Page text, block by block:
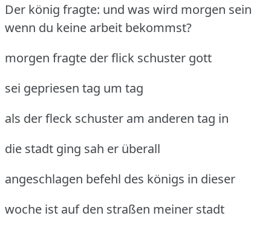
Der könig fragte: und was wird morgen sein
wenn du keine arbeit bekommst?
morgen fragte der flick schuster gott
sei gepriesen tag um tag
als der fleck schuster am anderen tag in
die stadt ging sah er überall
angeschlagen befehl des königs in dieser
woche ist auf den straßen meiner stadt